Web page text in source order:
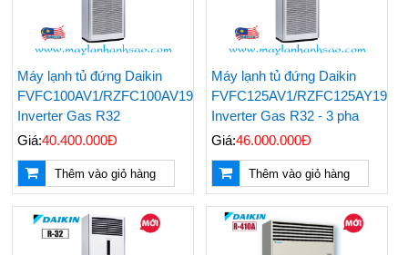
Máy lạnh tủ đứng Daikin
FVFC100AV1/RZFC100AV19
Inverter Gas R32
Giá:40.400.000Đ
Thêm vào giỏ hàng
Máy lạnh tủ đứng Daikin
FVFC125AV1/RZFC125AY19
Inverter Gas R32 - 3 pha
Giá:46.000.000Đ
Thêm vào giỏ hàng